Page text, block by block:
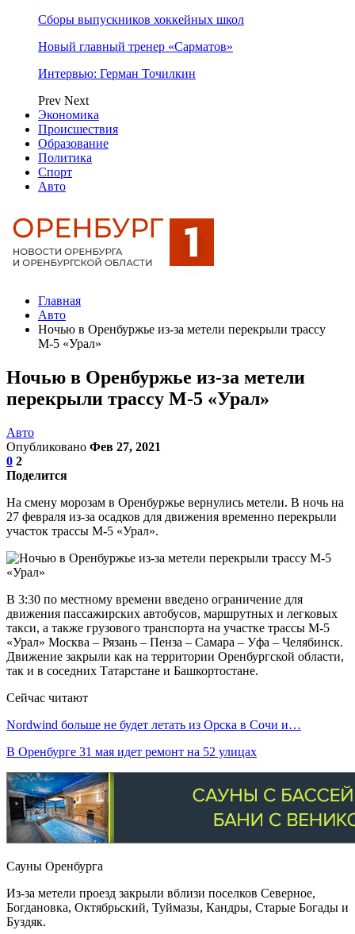
Сборы выпускников хоккейных школ
Новый главный тренер «Сарматов»
Интервью: Герман Точилкин
Prev Next
Экономика
Происшествия
Образование
Политика
Спорт
Авто
Главная
Авто
Ночью в Оренбуржье из-за метели перекрыли трассу
М-5 «Урал»
Ночью в Оренбуржье из-за метели
перекрыли трассу М-5 «Урал»
Авто
Опубликовано Фев 27, 2021
0 2
Поделится
На смену морозам в Оренбуржье вернулись метели. В ночь на
27 февраля из-за осадков для движения временно перекрыли
участок трассы М-5 «Урал».
В 3:30 по местному времени введено ограничение для
движения пассажирских автобусов, маршрутных и легковых
такси, а также грузового транспорта на участке трассы М-5
«Урал» Москва – Рязань – Пенза – Самара – Уфа – Челябинск.
Движение закрыли как на территории Оренбургской области,
так и в соседних Татарстане и Башкортостане.
Сейчас читают
Nordwind больше не будет летать из Орска в Сочи и…
В Оренбурге 31 мая идет ремонт на 52 улицах
Сауны Оренбурга
Из-за метели проезд закрыли вблизи поселков Северное,
Богдановка, Октябрьский, Туймазы, Кандры, Старые Богады и
Буздяк.